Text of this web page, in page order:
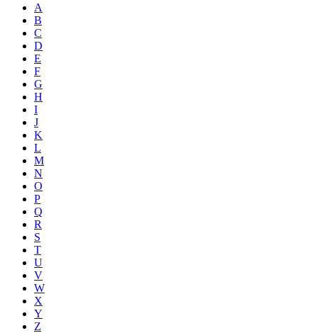
A
B
C
D
E
F
G
H
I
J
K
L
M
N
O
P
Q
R
S
T
U
V
W
X
Y
Z